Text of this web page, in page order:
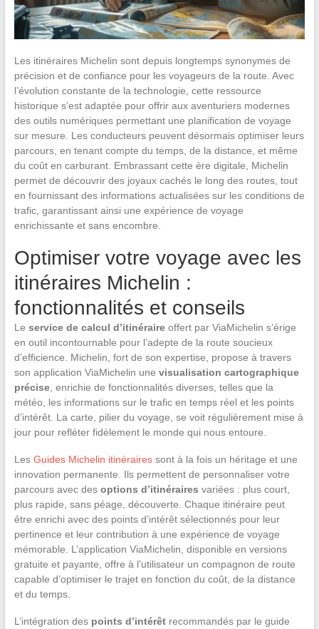
Les itinéraires Michelin sont depuis longtemps synonymes de
précision et de confiance pour les voyageurs de la route. Avec
l’évolution constante de la technologie, cette ressource
historique s’est adaptée pour offrir aux aventuriers modernes
des outils numériques permettant une planification de voyage
sur mesure. Les conducteurs peuvent désormais optimiser leurs
parcours, en tenant compte du temps, de la distance, et même
du coût en carburant. Embrassant cette ère digitale, Michelin
permet de découvrir des joyaux cachés le long des routes, tout
en fournissant des informations actualisées sur les conditions de
trafic, garantissant ainsi une expérience de voyage
enrichissante et sans encombre.
Optimiser votre voyage avec les
itinéraires Michelin :
fonctionnalités et conseils
Le service de calcul d’itinéraireoffert par ViaMichelin s’érige
en outil incontournable pour l’adepte de la route soucieux
d’efficience. Michelin, fort de son expertise, propose à travers
son application ViaMichelin une visualisation cartographique
précise, enrichie de fonctionnalités diverses, telles que la
météo, les informations sur le trafic en temps réel et les points
d’intérêt. La carte, pilier du voyage, se voit régulièrement mise à
jour pour refléter fidèlement le monde qui nous entoure.
Les Guides Michelin itinérairessont à la fois un héritage et une
innovation permanente. Ils permettent de personnaliser votre
parcours avec des options d’itinéraires variées : plus court,
plus rapide, sans péage, découverte. Chaque itinéraire peut
être enrichi avec des points d’intérêt sélectionnés pour leur
pertinence et leur contribution à une expérience de voyage
mémorable. L’application ViaMichelin, disponible en versions
gratuite et payante, offre à l’utilisateur un compagnon de route
capable d’optimiser le trajet en fonction du coût, de la distance
et du temps.
L’intégration des points d’intérêtrecommandés par le guide